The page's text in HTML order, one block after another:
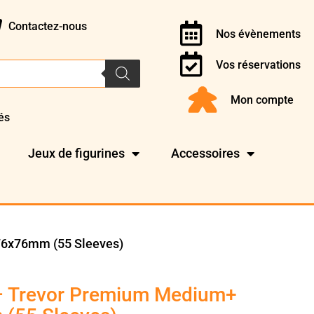
Contactez-nous
Nos évènements
Vos réservations
Mon compte
Jeux de figurines Accessoires
(55 Sleeves)
Trevor Premium Medium+